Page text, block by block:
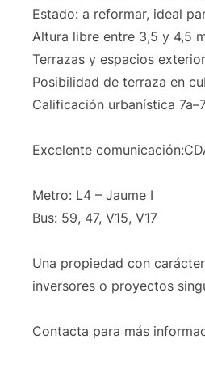
Estado: a reformar, ideal
Altura libre entre 3,5 y 4,5
Terrazas y espacios
Posibilidad de terraza en
Calificación urbanística
Excelente
Metro: L4 – Jaume I
Bus: 59, 47, V15, V17
Una propiedad con
inversores o proyectos
Contacta para más